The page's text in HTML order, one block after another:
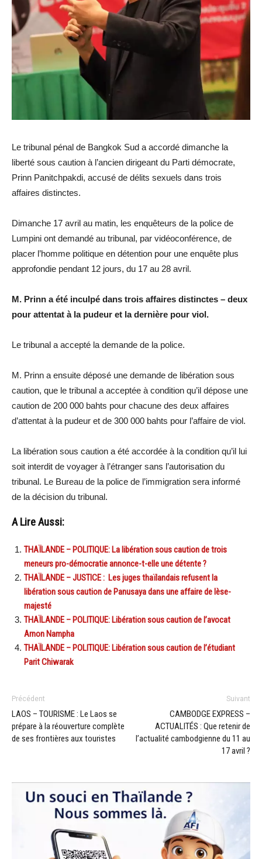
Le tribunal pénal de Bangkok Sud a accordé dimanche la
liberté sous caution à l’ancien dirigeant du Parti démocrate,
Prinn Panitchpakdi, accusé de délits sexuels dans trois
affaires distinctes.
Dimanche 17 avril au matin, les enquêteurs de la police de
Lumpini ont demandé au tribunal, par vidéoconférence, de
placer l’homme politique en détention pour une enquête plus
approfondie pendant 12 jours, du 17 au 28 avril.
M. Prinn a été inculpé dans trois affaires distinctes – deux
pour attentat à la pudeur et la dernière pour viol.
Le tribunal a accepté la demande de la police.
M. Prinn a ensuite déposé une demande de libération sous
caution, que le tribunal a acceptée à condition qu’il dépose une
caution de 200 000 bahts pour chacune des deux affaires
d’attentat à la pudeur et de 300 000 bahts pour l’affaire de viol.
La libération sous caution a été accordée à la condition qu’il lui
soit interdit de voyager à l’étranger sans l’autorisation du
tribunal. Le Bureau de la police de l’immigration sera informé
de la décision du tribunal.
A Lire Aussi:
THAÏLANDE – POLITIQUE: La libération sous caution de trois
meneurs pro-démocratie annonce-t-elle une détente ?
THAÏLANDE – JUSTICE : Les juges thaïlandais refusent la
libération sous caution de Panusaya dans une affaire de lèse-
majesté
THAÏLANDE – POLITIQUE: Libération sous caution de l’avocat
Arnon Nampha
THAÏLANDE – POLITIQUE: Libération sous caution de l’étudiant
Parit Chiwarak
Précédent
LAOS – TOURISME : Le Laos se
prépare à la réouverture complète
de ses frontières aux touristes
Suivant
CAMBODGE EXPRESS –
ACTUALITÉS : Que retenir de
l’actualité cambodgienne du 11 au
17 avril ?